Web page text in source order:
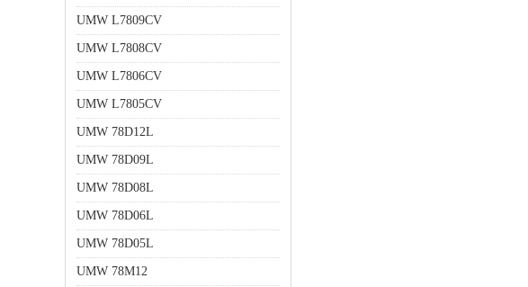
UMW L7809CV
UMW L7808CV
UMW L7806CV
UMW L7805CV
UMW 78D12L
UMW 78D09L
UMW 78D08L
UMW 78D06L
UMW 78D05L
UMW 78M12